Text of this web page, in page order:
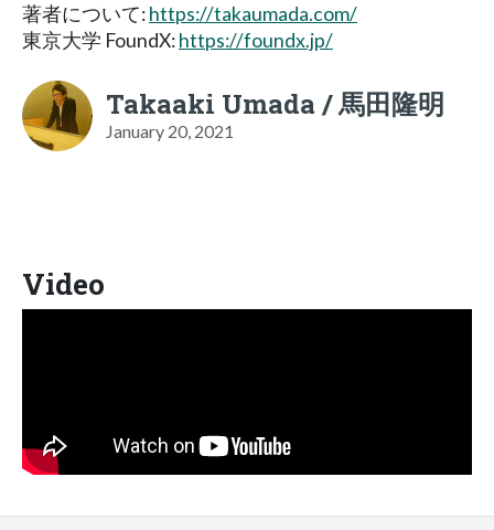
著者について:https://takaumada.com/
東京大学 FoundX:https://foundx.jp/
Takaaki Umada / 馬田隆明
January 20, 2021
Video